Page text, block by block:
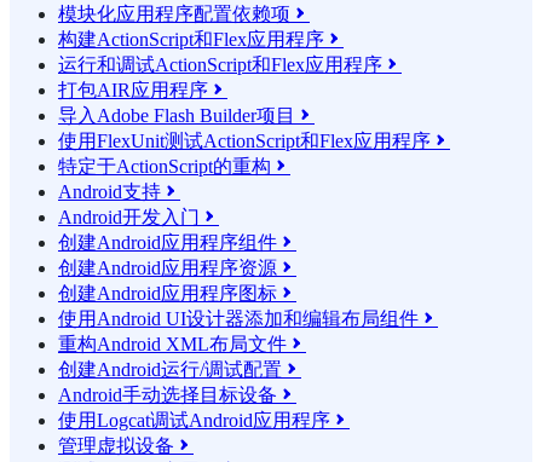
模块化应用程序配置依赖项 
构建ActionScript和Flex应用程序 
运行和调试ActionScript和Flex应用程序 
打包AIR应用程序 
导入Adobe Flash Builder项目 
使用FlexUnit测试ActionScript和Flex应用程序 
特定于ActionScript的重构 
Android支持 
Android开发入门 
创建Android应用程序组件 
创建Android应用程序资源 
创建Android应用程序图标 
使用Android UI设计器添加和编辑布局组件 
重构Android XML布局文件 
创建Android运行/调试配置 
Android手动选择目标设备 
使用Logcat调试Android应用程序 
管理虚拟设备 